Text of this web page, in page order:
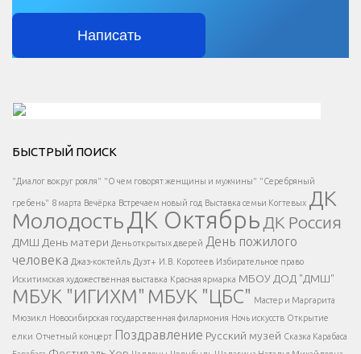
Написать
Есть вопрос?
Напишите нам
</span >
Написать
</button >
</div >
</div > </div >
БЫСТРЫЙ ПОИСК
"Диалог вокруг рояля" "О чем говорят женщины и мужчины" "Серебряный
гребень" 8 марта Вечёрка Встречаем новый год Выставка семьи Когтевых ДК
МолодостьДК Октябрь ДК Россия
ДМШ День матери День открытых дверей День пожилого
человека Джаз-коктейль Дуэт+ И.В. Коротеев Избирательное право
Искитимская художественная выставка Красная ярмарка МБОУ ДОД "ДМШ"
МБУК "ИГИХМ" МБУК "ЦБС" Мастер и Маргарита
Мюзикл Новосибирская государственная филармония Ночь искусств Открытие
елки Отчетный концерт Поздравление Русский музей Сказка Карабаса